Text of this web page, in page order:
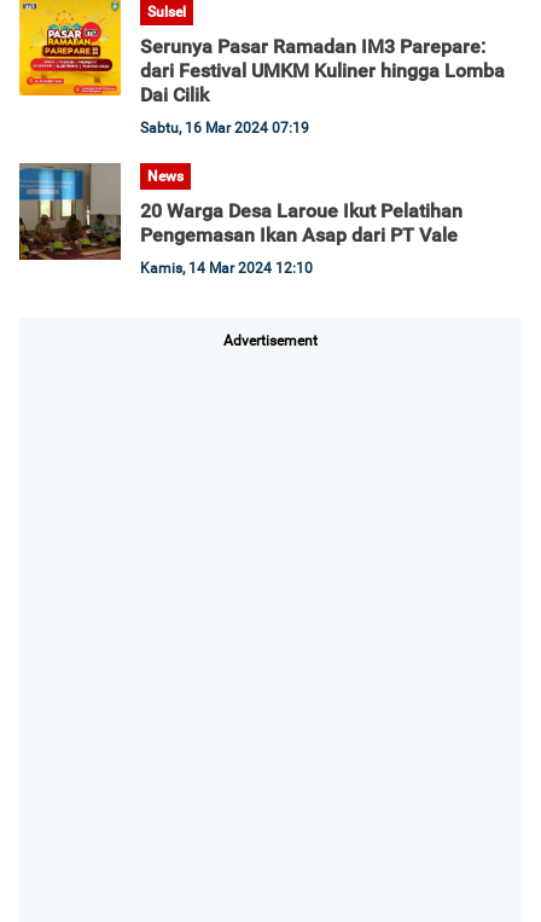
Sulsel
Serunya Pasar Ramadan IM3 Parepare:
dari Festival UMKM Kuliner hingga Lomba
Dai Cilik
Sabtu, 16 Mar 2024 07:19
News
20 Warga Desa Laroue Ikut Pelatihan
Pengemasan Ikan Asap dari PT Vale
Kamis, 14 Mar 2024 12:10
Advertisement